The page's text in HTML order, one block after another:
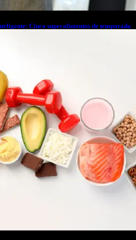
Cinco superalimentos de temporada